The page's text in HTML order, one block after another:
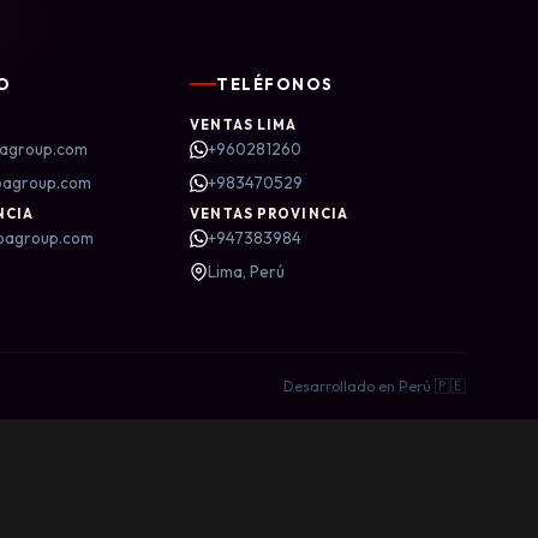
TELÉFONOS
VENTAS LIMA
+960281260
+983470529
VENTAS PROVINCIA
+947383984
Lima, Perú
Desarrollado en Perú 🇵🇪